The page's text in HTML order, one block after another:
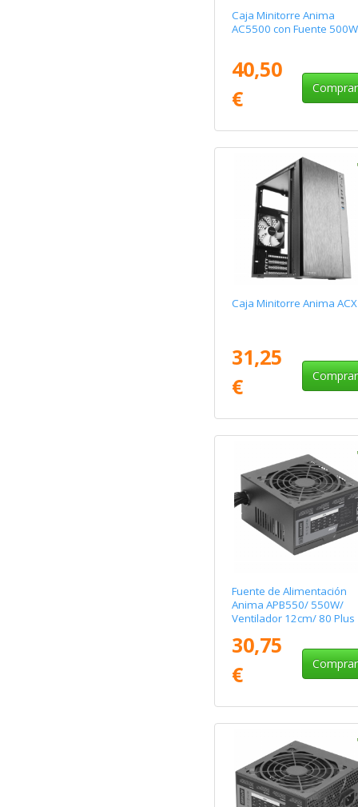
Caja Minitorre Anima
AC5500 con Fuente 500W
40,50
€
Comprar
Caja Minitorre Anima ACX
31,25
€
Comprar
Fuente de Alimentación
Anima APB550/ 550W/
Ventilador 12cm/ 80 Plus
30,75
€
Comprar